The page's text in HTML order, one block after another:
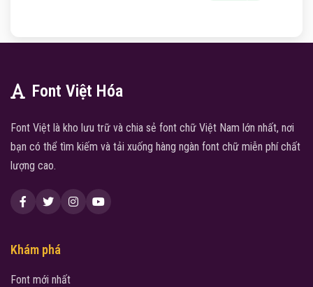
Font Việt Hóa
Font Việt là kho lưu trữ và chia sẻ font chữ Việt Nam lớn nhất, nơi
bạn có thể tìm kiếm và tải xuống hàng ngàn font chữ miễn phí chất
lượng cao.
Khám phá
Font mới nhất